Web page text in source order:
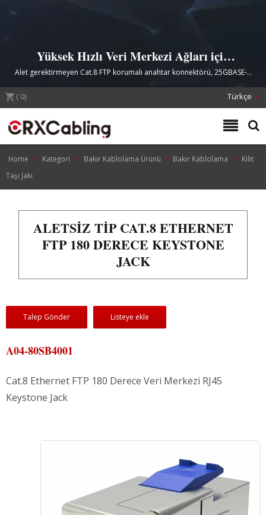
Yüksek Hızlı Veri Merkezi Ağları için
Profesyonel Sınıf Cat.8 Anahtar Jack
Alet gerektirmeyen Cat.8 FTP korumalı anahtar konnektörü, 25GBASE-T
ve 40GBASE-T veri merkezi uygulamaları için üstün EMI ve NEXT
( 0) Türkçe
Home Kategori Bakır Kablolama Ürünü Bakır Kablolama
Kilit
Taşı Jakı
ALETSIZ TIP CAT.8 ETHERNET
FTP 180 DERECE KEYSTONE
JACK
Talep Gönder Listeye ekle
A04-80SB4001
Cat.8 Ethernet FTP 180 Derece Veri Merkezi RJ45
Keystone Jack